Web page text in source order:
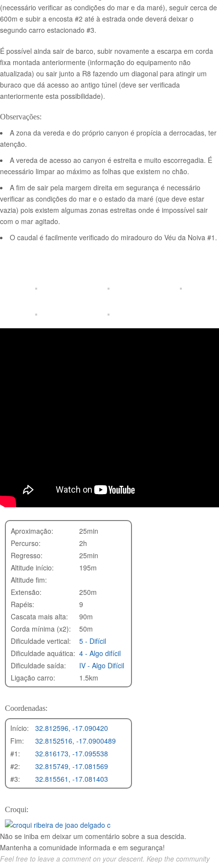
(necessário verificar as condições do mar e da maré), seguir cerca de
600m e subir a encosta #2 até à estrada onde deverá deixar o
segundo carro estacionado #3.
É possível ainda sair de barco, subir novamente a escarpa em corda
fixa montada anteriormente (informação do equipamento não
atualizada) ou sair junto a R8 fazendo um diagonal para atingir um
buraco que dá acesso ao antigo túnel (deve ser verificada
anteriormente esta possibilidade).
Observações:
A zona da vereda e do próprio canyon é propícia a derrocadas, ter
atenção.
A vereda de acesso ao canyon é estreita e muito escorregadia. É
necessário limpar ao máximo as folhas que existem no chão.
A fim de sair pela margem direita em segurança é necessário
verificar as condições do mar e o estado da maré (que deve estar
vazia) pois existem algumas zonas estreitas onde é impossível sair
com o mar agitado.
O caudal é facilmente verificado do miradouro do Véu da Noiva #1.
Aproximação:
25min
Percurso:
2h
Regresso:
25min
Altitude início:
195m
Altitude fim:
Extensão:
250m
Rapéis:
9
Cascata mais alta:
90m
Corda mínima (x2):
50m
Dificuldade vertical:
5 - Difícil
Dificuldade aquática: 4 - Algo difícil
Dificuldade saída:
IV - Algo Difícil
Ligação carro:
1.5km
Coordenadas:
Início:
32.812596, -17.090420
Fim:
32.8152516, -17.0900489
#1:
32.816173, -17.095538
#2:
32.815749, -17.081569
#3:
32.815561, -17.081403
Croqui:
Não se iniba em deixar um comentário sobre a sua descida.
Mantenha a comunidade informada e em segurança!
Feel free to leave a comment on your descent. Keep the community